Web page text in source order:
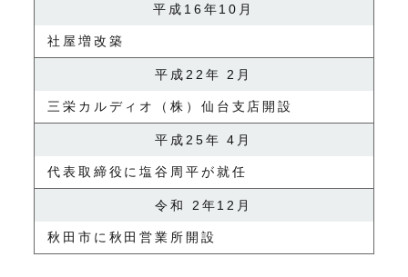
平成16年10月
社屋増改築
平成22年 2月
三栄カルディオ（株）仙台支店開設
平成25年 4月
代表取締役に塩谷周平が就任
令和 2年12月
秋田市に秋田営業所開設